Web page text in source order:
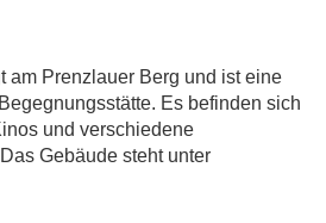
am Prenzlauer Berg und ist eine
Es befinden sich
und verschiedene
Gebäude steht unter